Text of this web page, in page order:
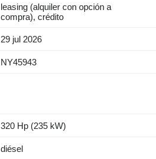
leasing (alquiler con opción a
compra), crédito
29 jul 2026
NY45943
320 Hp (235 kW)
diésel